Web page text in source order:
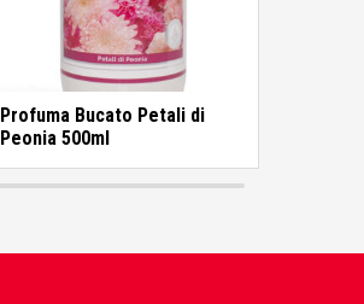
Profuma Bucato Petali di
Peonia 500ml